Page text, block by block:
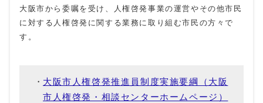
大阪市から委嘱を受け、人権啓発事業の運営やその他市民
に対する人権啓発に関する業務に取り組む市民の方々で
す。
大阪市人権啓発推進員制度実施要綱（大阪
市人権啓発・相談センターホームページ）